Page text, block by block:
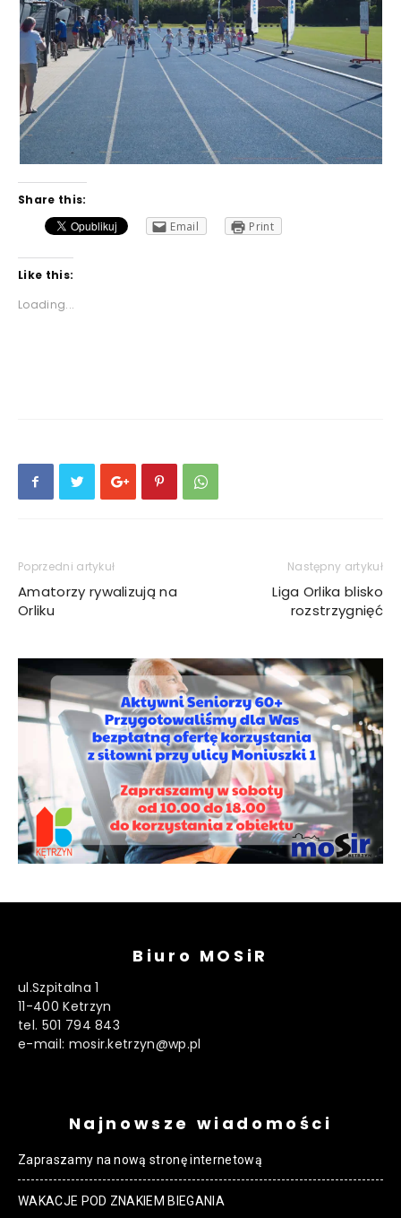
Share this:
Email
Print
Like this:
Loading...
Poprzedni artykuł
Amatorzy rywalizują na
Orliku
Następny artykuł
Liga Orlika blisko
rozstrzygnięć
Biuro MOSiR
ul.Szpitalna 1
11-400 Ketrzyn
tel. 501 794 843
e-mail: mosir.ketrzyn@wp.pl
Najnowsze wiadomości
Zapraszamy na nową stronę internetową
WAKACJE POD ZNAKIEM BIEGANIA